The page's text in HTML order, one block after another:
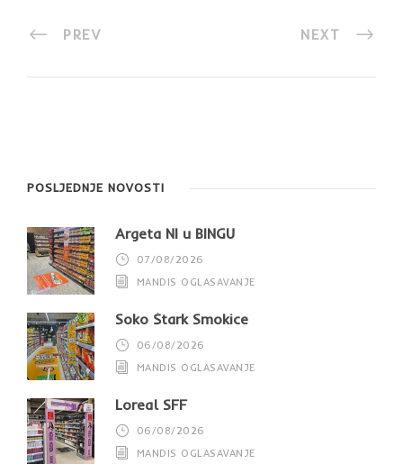
PREV NEXT
POSLJEDNJE NOVOSTI
Argeta NI u BINGU
07/08/2026
MANDIS OGLASAVANJE
Soko Štark Smokice
06/08/2026
MANDIS OGLASAVANJE
Loreal SFF
06/08/2026
MANDIS OGLASAVANJE